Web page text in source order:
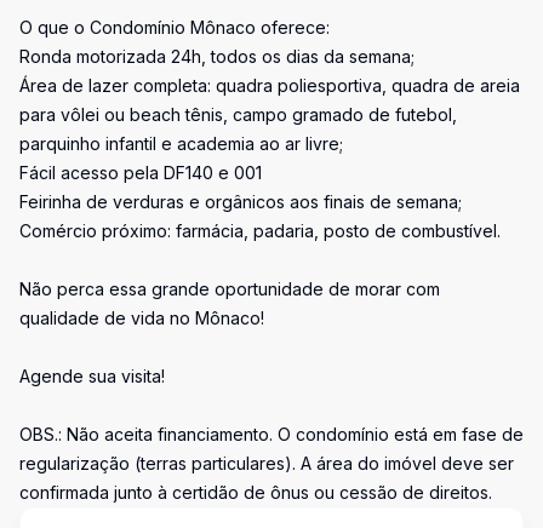
O que o Condomínio Mônaco oferece:
Ronda motorizada 24h, todos os dias da semana;
Área de lazer completa: quadra poliesportiva, quadra de areia
para vôlei ou beach tênis, campo gramado de futebol,
parquinho infantil e academia ao ar livre;
Fácil acesso pela DF140 e 001
Feirinha de verduras e orgânicos aos finais de semana;
Comércio próximo: farmácia, padaria, posto de combustível.
Não perca essa grande oportunidade de morar com
qualidade de vida no Mônaco!
Agende sua visita!
OBS.: Não aceita financiamento. O condomínio está em fase de
regularização (terras particulares). A área do imóvel deve ser
confirmada junto à certidão de ônus ou cessão de direitos.